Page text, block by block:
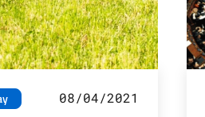
08/04/2021